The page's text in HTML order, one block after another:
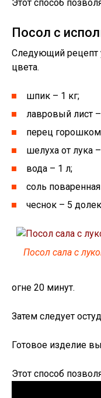
Этот способ
Посол с
Следующий рецепт
цвета.
шпик – 1 кг;
лавровый лист
перец
шелуха от лука
вода – 1 л;
соль
чеснок – 5
Посол сала с
огне 20 минут.
Затем следует
Готовое изделие
Этот способ